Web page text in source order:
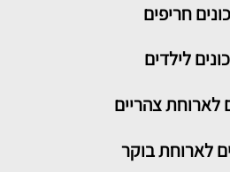
חריפים
לילדים
לארוחת צהריים
לארוחת בוקר